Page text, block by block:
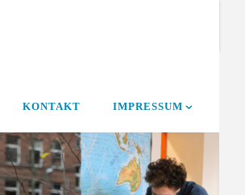
KONTAKT IMPRESSUM